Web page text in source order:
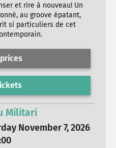
et rire à nouveau! Un
au groove épatant,
si particuliers de cet
Militari
November 7, 2026